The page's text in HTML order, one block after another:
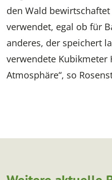
den Wald
verwendet, egal ob für
anderes, der speichert
verwendete Kubikmeter
Atmosphäre“, so